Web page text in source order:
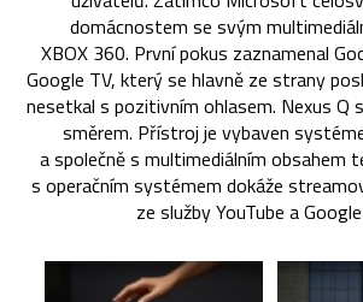
domácnostem se svým
XBOX 360. První pokus zaznamenal
Google TV, který se hlavně ze strany
nesetkal s pozitivním ohlasem. Nexus Q
směrem. Přístroj je vybaven
a společně s multimediálním obsahem
s operačním systémem dokáže
ze služby YouTube a